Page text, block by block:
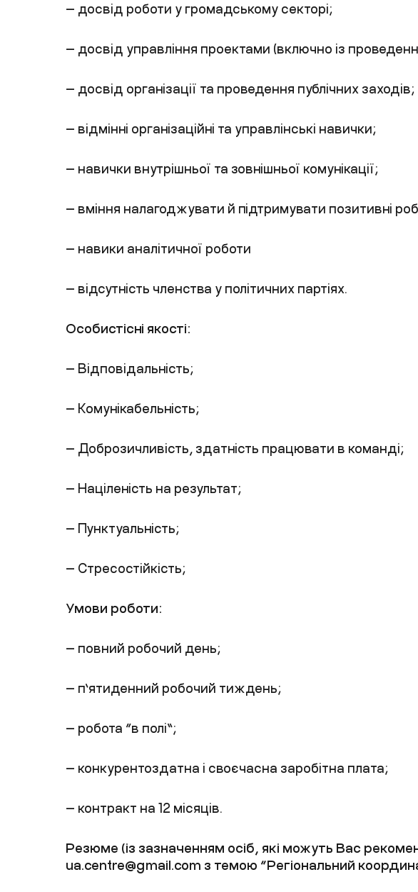
— досвід роботи у громадському секторі;
— досвід управління проектами (включно із
— досвід організації та проведення публічних заходів;
— відмінні організаційні та управлінські навички;
— навички внутрішньої та зовнішньої комунікації;
— вміння налагоджувати й підтримувати позитивні
— навики аналітичної роботи
— відсутність членства у політичних партіях.
Особистісні якості:
— Відповідальність;
— Комунікабельність;
— Доброзичливість, здатність працювати в команді;
— Націленість на результат;
— Пунктуальність;
— Стресостійкість;
Умови роботи:
— повний робочий день;
— п’ятиденний робочий тиждень;
— робота “в полі”;
— конкурентоздатна і своєчасна заробітна плата;
— контракт на 12 місяців.
Резюме (із зазначенням осіб, які можуть Вас
ua.centre@gmail.com з темою “Регіональний